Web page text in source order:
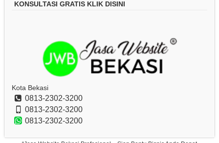
KONSULTASI GRATIS KLIK DISINI
Kota Bekasi
0813-2302-3200
0813-2302-3200
0813-2302-3200